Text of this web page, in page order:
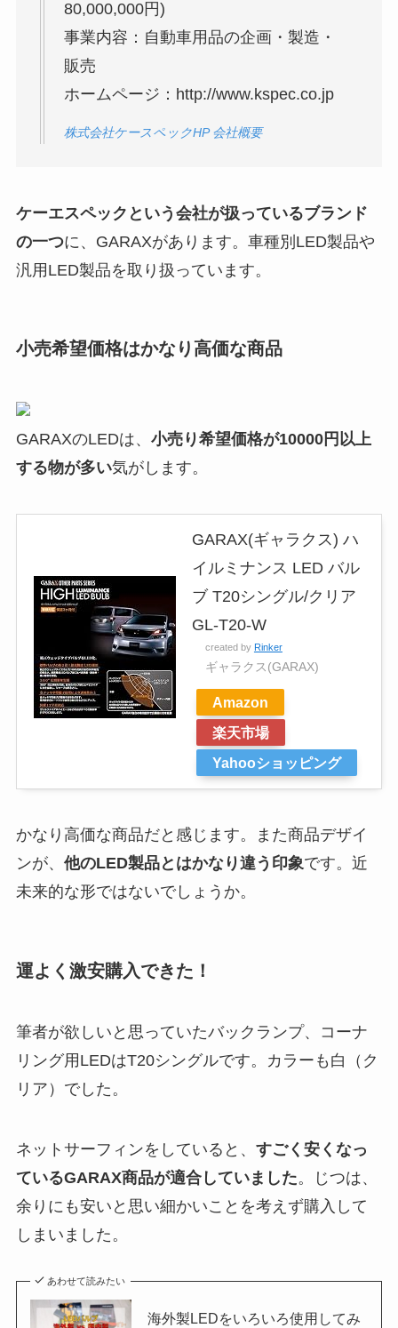
80,000,000円)
事業内容：自動車用品の企画・製造・
販売
ホームページ：http://www.kspec.co.jp
株式会社ケースペックHP 会社概要
ケーエスペックという会社が扱っているブランド
の一つに、GARAXがあります。車種別LED製品や
汎用LED製品を取り扱っています。
小売希望価格はかなり高価な商品
GARAXのLEDは、 小売り希望価格が10000円以上
する物が多い気がします。
GARAX(ギャラクス) ハ
イルミナンス LED バル
ブ T20シングル/クリア
GL-T20-W
created by Rinker
ギャラクス(GARAX)
Amazon
楽天市場
Yahooショッピング
かなり高価な商品だと感じます。また商品デザイ
ンが、 他のLED製品とはかなり違う印象です。近
未来的な形ではないでしょうか。
運よく激安購入できた！
筆者が欲しいと思っていたバックランプ、コーナ
リング用LEDはT20シングルです。カラーも白（ク
リア）でした。
ネットサーフィンをしていると、 すごく安くなっ
ているGARAX商品が適合していました。じつは、
余りにも安いと思い細かいことを考えず購入して
しまいました。
あわせて読みたい
海外製LEDをいろいろ使用してみ